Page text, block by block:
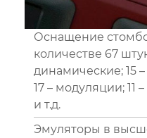
Оснащение
количестве 67
динамические; 15
17 – модуляции; 11
и т.д.
Эмуляторы в